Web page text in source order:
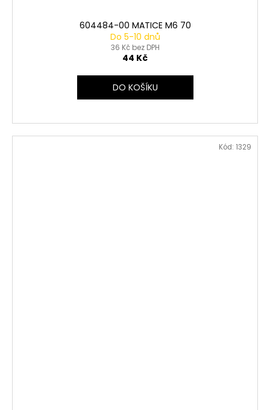
604484-00 MATICE M6 70
Do 5-10 dnů
36 Kč bez DPH
44 Kč
DO KOŠÍKU
Kód: 1329